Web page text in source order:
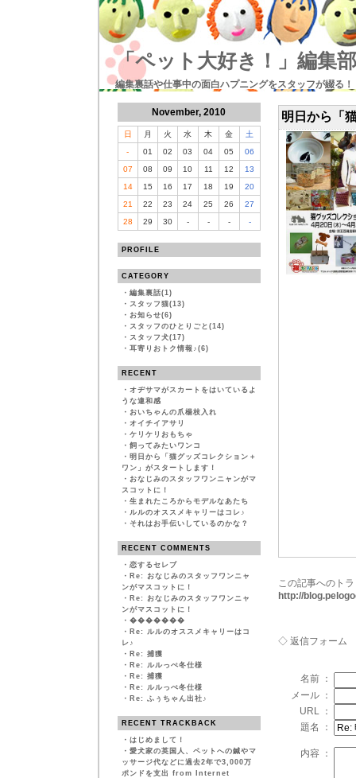
「ペット大好き！」編集
編集裏話や仕事中の面白ハプニングをスタッフが綴る！
November, 2010
日 月 火 水 木 金
土
-
01 02 03 04 05
06
07
08 09 10 11 12
13
14
15 16 17 18 19
20
21
22 23 24 25 26
27
28
29 30 - - - -
PROFILE
CATEGORY
・ 編集裏話(1)
・ スタッフ猫(13)
・ お知らせ(6)
・ スタッフのひとりごと(14)
・ スタッフ犬(17)
・ 耳寄りおトク情報♪(6)
RECENT
・ オヂサマがスカートをはいているよ
うな違和感
・ おいちゃんの爪楊枝入れ
・ オイチイアサリ
・ ケリケリおもちゃ
・ 飼ってみたいワンコ
・ 明日から「猫グッズコレクション＋
ワン」がスタートします！
・ おなじみのスタッフワンニャンがマ
スコットに！
・ 生まれたころからモデルなあたち
・ ルルのオススメキャリーはコレ♪
・ それはお手伝いしているのかな？
RECENT COMMENTS
・ 恋するセレブ
・ Re: おなじみのスタッフワンニャ
ンがマスコットに！
・ Re: おなじみのスタッフワンニャ
ンがマスコットに！
・ �������
・ Re: ルルのオススメキャリーはコ
レ♪
・ Re: 捕獲
・ Re: ルルっぺ冬仕様
・ Re: 捕獲
・ Re: ルルっぺ冬仕様
・ Re: ふぅちゃん出社♪
RECENT TRACKBACK
・ はじめまして！
・ 愛犬家の英国人、ペットへの鍼やマ
ッサージ代などに過去2年で3,000万
ポンドを支出 from Internet
明日から「
この記事へのト
http://
◇ 返信フォーム
名前 ：
メール ：
URL ：
題名 ：
内容 ：